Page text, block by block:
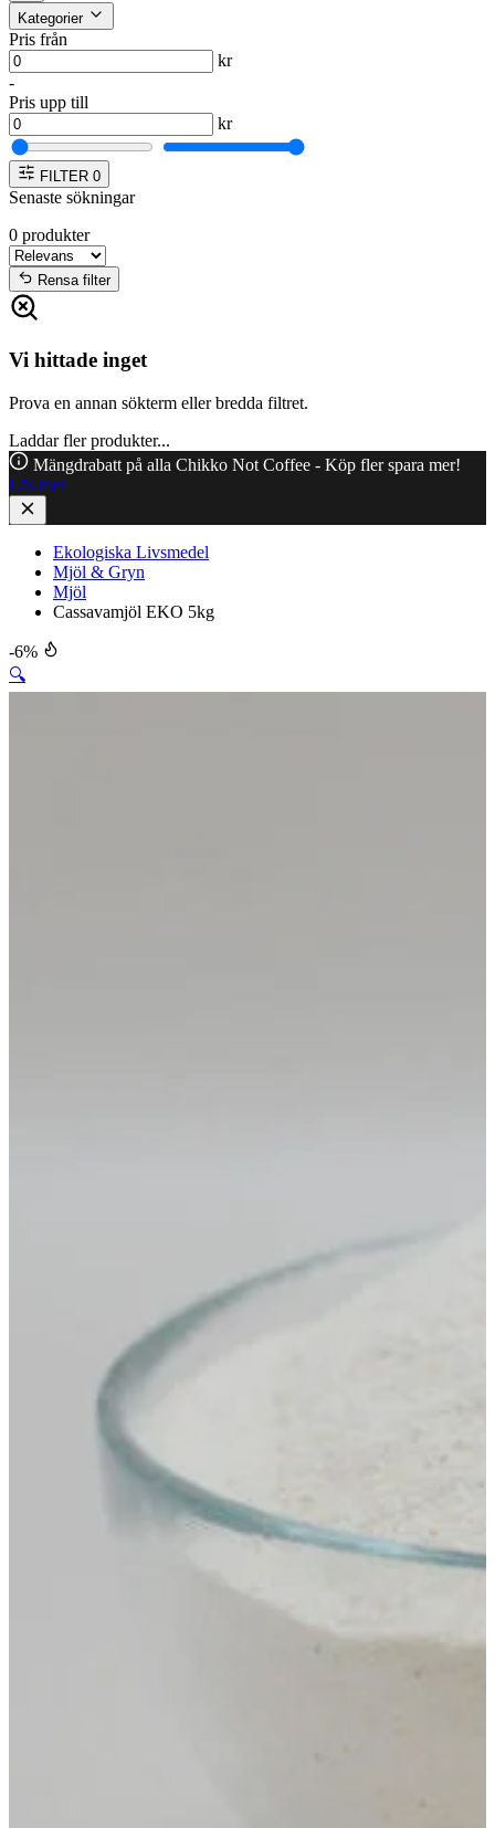
Kategorier
Pris från
kr
-
Pris upp till
kr
FILTER 0
Senaste sökningar
0 produkter
Rensa filter
Vi hittade inget
Prova en annan sökterm eller bredda filtret.
Laddar fler produkter...
Mängdrabatt på alla Chikko Not Coffee - Köp fler spara mer!
Läs mer
Ekologiska Livsmedel
Mjöl & Gryn
Mjöl
Cassavamjöl EKO 5kg
-6%
🔍